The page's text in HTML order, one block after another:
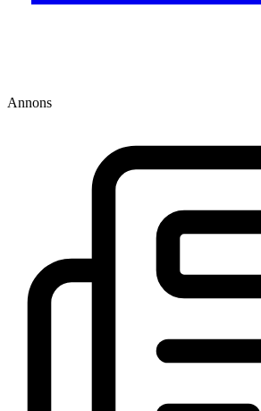
Annons